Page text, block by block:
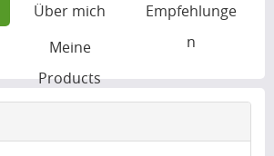
Über mich
Empfehlunge
n
Meine
Products